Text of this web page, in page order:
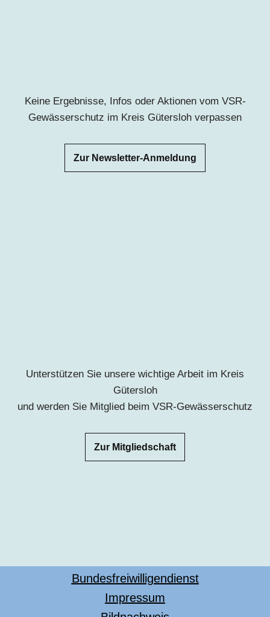
Keine Ergebnisse, Infos oder Aktionen vom VSR-
Gewässerschutz im Kreis Gütersloh verpassen
Zur Newsletter-Anmeldung
Unterstützen Sie unsere wichtige Arbeit im Kreis
Gütersloh
und werden Sie Mitglied beim VSR-Gewässerschutz
Zur Mitgliedschaft
Bundesfreiwilligendienst
Impressum